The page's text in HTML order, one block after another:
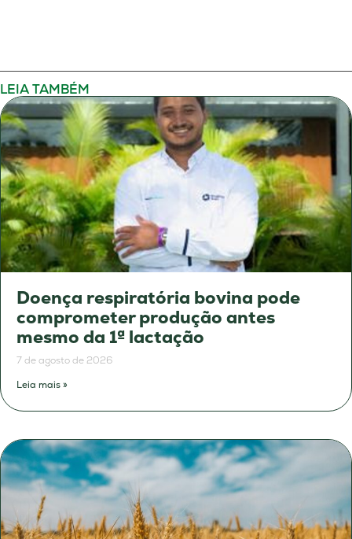
LEIA TAMBÉM
Doença respiratória bovina pode
comprometer produção antes
mesmo da 1ª lactação
7 de agosto de 2026
Leia mais »